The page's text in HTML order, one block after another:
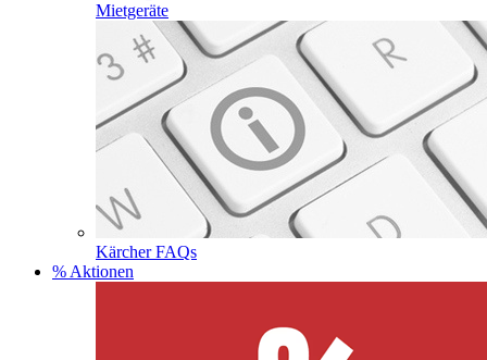
Mietgeräte
Kärcher FAQs
% Aktionen